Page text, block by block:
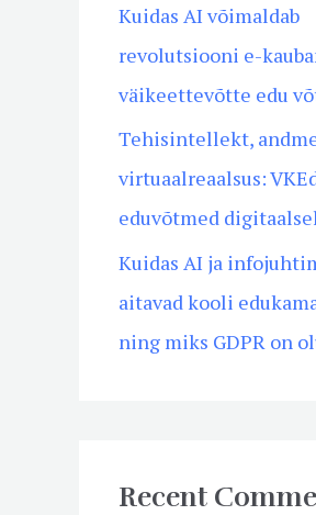
Kuidas AI võimaldab
revolutsiooni e-
väikeettevõtte edu
Tehisintellekt,
virtuaalreaalsus:
eduvõtmed
Kuidas AI ja
aitavad kooli
ning miks GDPR on
Recent